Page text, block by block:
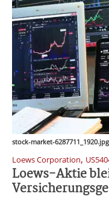
stock-market-
Loews Corporation,
Loews-Aktie